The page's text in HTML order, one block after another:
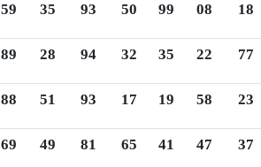
59 35 93 50 99 08 18
89 28 94 32 35 22 77
88 51 93 17 19 58 23
69 49 81 65 41 47 37